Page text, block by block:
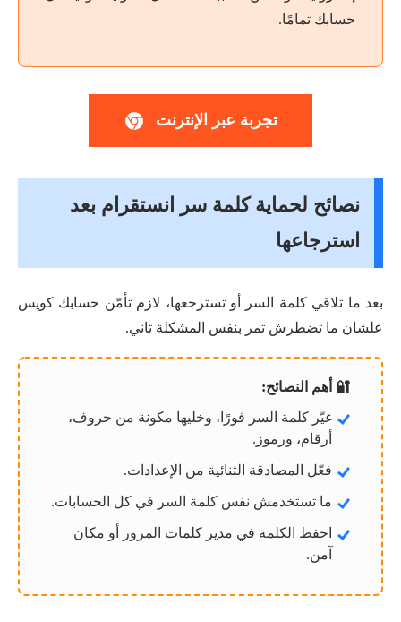
حسابك تمامًا.
تجربة عبر الإنترنت
نصائح لحماية كلمة سر انستقرام بعد
استرجاعها
بعد ما تلاقي كلمة السر أو تسترجعها، لازم تأمّن حسابك كويس
علشان ما تضطرش تمر بنفس المشكلة تاني.
🔐 أهم النصائح:
غيّر كلمة السر فورًا، وخليها مكونة من حروف،
أرقام، ورموز.
فعّل المصادقة الثنائية من الإعدادات.
ما تستخدمش نفس كلمة السر في كل الحسابات.
احفظ الكلمة في مدير كلمات المرور أو مكان
آمن.